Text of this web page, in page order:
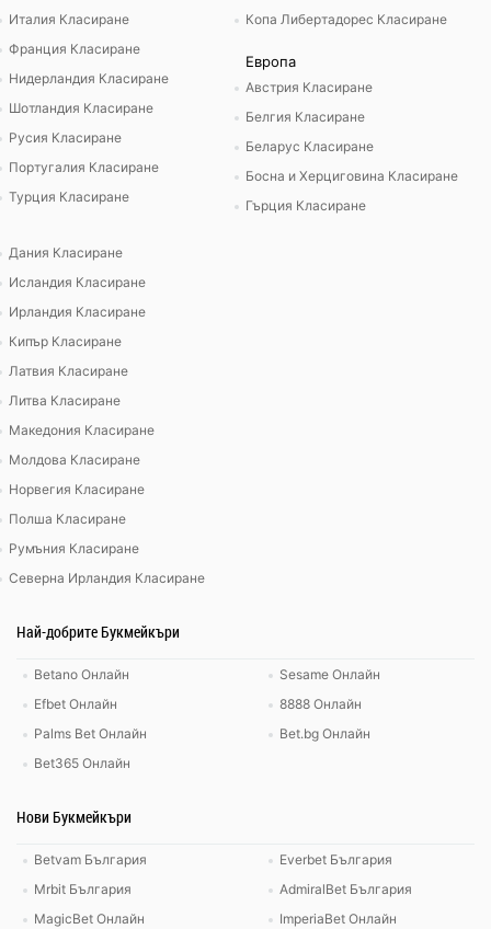
Италия Класиране
Франция Класиране
Нидерландия Класиране
Шотландия Класиране
Русия Класиране
Португалия Класиране
Турция Класиране
Копа Либертадорес Класиране
Европа
Австрия Класиране
Белгия Класиране
Беларус Класиране
Босна и Херциговина Класиране
Гърция Класиране
Дания Класиране
Исландия Класиране
Ирландия Класиране
Кипър Класиране
Латвия Класиране
Литва Класиране
Македония Класиране
Молдова Класиране
Норвегия Класиране
Полша Класиране
Румъния Класиране
Северна Ирландия Класиране
Най-добрите Букмейкъри
Betano Онлайн
Efbet Онлайн
Palms Bet Онлайн
Bet365 Онлайн
Sesame Онлайн
8888 Онлайн
Bet.bg Онлайн
Нови Букмейкъри
Betvam България
Mrbit България
MagicBet Онлайн
Everbet България
AdmiralBet България
ImperiaBet Онлайн